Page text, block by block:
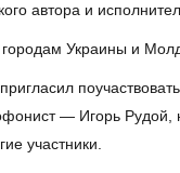
автора и
городам Украины и
— Игорь Рудой,
участники.